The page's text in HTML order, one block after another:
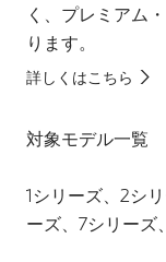
く、プレミアム
ります。
詳しくはこちら
対象モデル一覧
1シリーズ、2シ
ーズ、7シリーズ